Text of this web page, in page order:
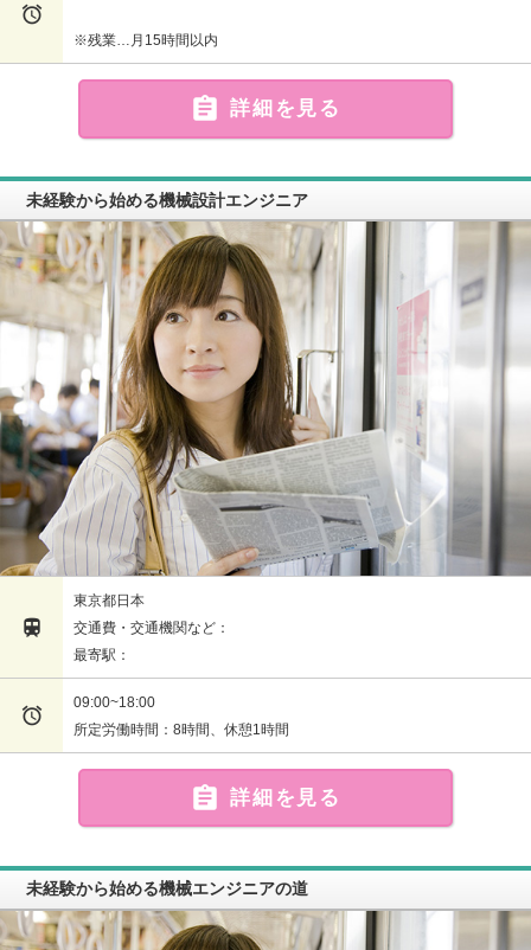

※残業…月15時間以内
 詳細を見る
未経験から始める機械設計エンジニア

東京都日本
交通費・交通機関など：
最寄駅：

09:00~18:00
所定労働時間：8時間、休憩1時間
 詳細を見る
未経験から始める機械エンジニアの道